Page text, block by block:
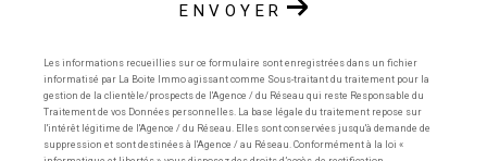
ENVOYER
Les informations recueillies sur ce formulaire sont enregistrées dans un fichier
informatisé par La Boite Immo agissant comme Sous-traitant du traitement pour la
gestion de la clientèle/prospects de l'Agence / du Réseau qui reste Responsable du
Traitement de vos Données personnelles. La base légale du traitement repose sur
l'intérêt légitime de l'Agence / du Réseau. Elles sont conservées jusqu'à demande de
suppression et sont destinées à l'Agence / au Réseau. Conformément à la loi «